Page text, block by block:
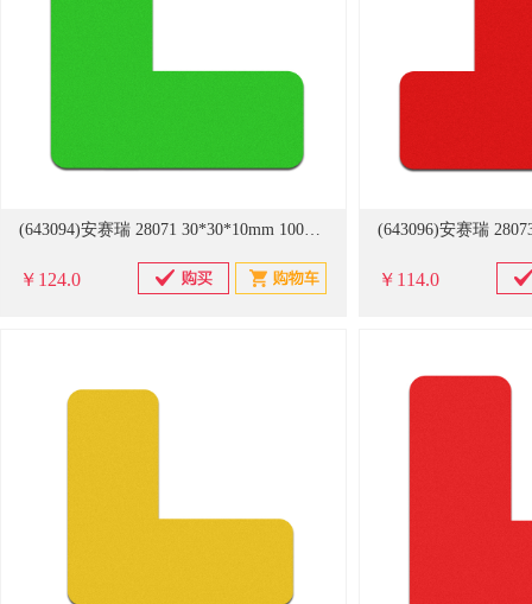
(643094)安赛瑞 28071 30*30*10mm 100片装 桌面5S管理定位贴（L型） 绿色(单位：包)
￥124.0 ￥114.0